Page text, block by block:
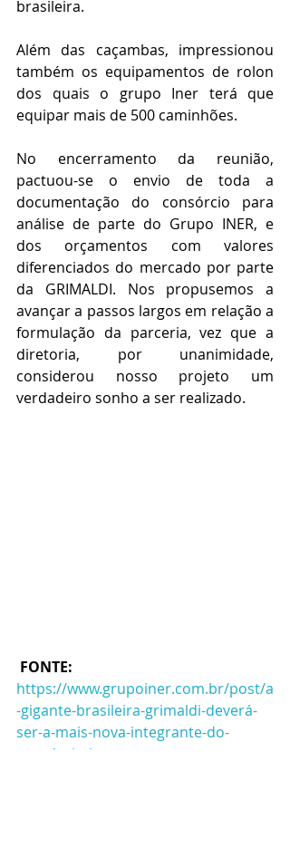
brasileira.
Além das caçambas, impressionou
também os equipamentos de rolon
dos quais o grupo Iner terá que
equipar mais de 500 caminhões.
No encerramento da reunião,
pactuou-se o envio de toda a
documentação do consórcio para
análise de parte do Grupo INER, e
dos orçamentos com valores
diferenciados do mercado por parte
da GRIMALDI. Nos propusemos a
avançar a passos largos em relação a
formulação da parceria, vez que a
diretoria, por unanimidade,
considerou nosso projeto um
verdadeiro sonho a ser realizado.
FONTE:
https://www.grupoiner.com.br/post/a
-gigante-brasileira-grimaldi-deverá-
ser-a-mais-nova-integrante-do-
consórcio-iner